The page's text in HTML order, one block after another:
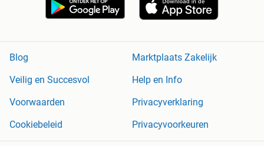
Blog
Marktplaats Zakelijk
Veilig en Succesvol
Help en Info
Voorwaarden
Privacyverklaring
Cookiebeleid
Privacyvoorkeuren